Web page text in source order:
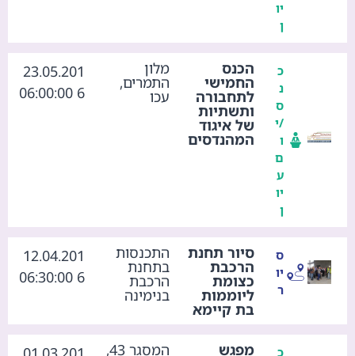
יו
ן
כ
נ
ס
/י
ו
ם
ע
יו
ן
הכנס
החמישי
לתחבורה
ותשתיות
של איגוד
המהנדסים
מלון
התמרים,
עכו
23.05.201
6 06:00:00
ס
יו
ר
סיור תחנת
הרכבת
כצומת
ליוממות
בת קיימא
התכנסות
בתחנת
הרכבת
בנימינה
12.04.201
6 06:30:00
כ
מפגש המסגר 43,